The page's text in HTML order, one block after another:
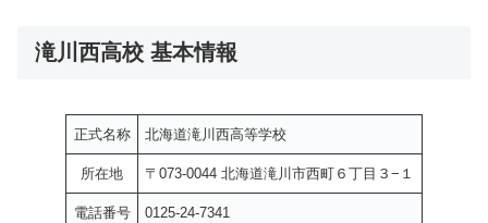
滝川西高校 基本情報
正式名称 北海道滝川西高等学校
所在地 〒073-0044 北海道滝川市西町６丁目３−１
電話番号 0125-24-7341